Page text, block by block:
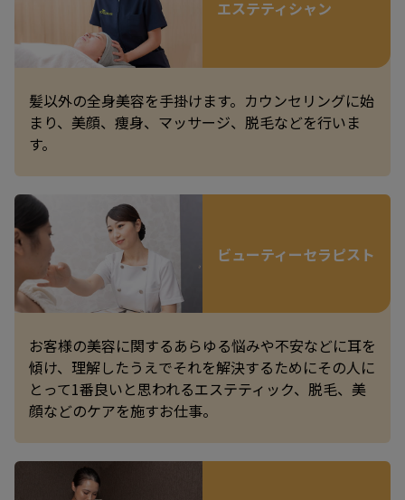
エステティシャン
髪以外の全身美容を手掛けます。カウンセリングに始
まり、美顔、痩身、マッサージ、脱毛などを行いま
す。
ビューティーセラピスト
お客様の美容に関するあらゆる悩みや不安などに耳を
傾け、理解したうえでそれを解決するためにその人に
とって1番良いと思われるエステティック、脱毛、美
顔などのケアを施すお仕事。